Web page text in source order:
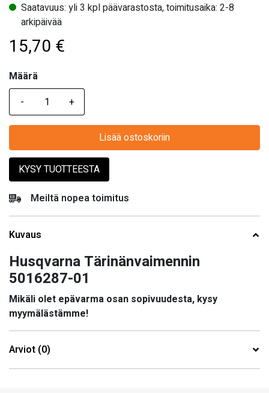
Saatavuus: yli 3 kpl päävarastosta, toimitusaika: 2-8
arkipäivää
15,70 €
Määrä
Määrä
Lisää ostoskoriin
KYSY TUOTTEESTA
Meiltä nopea toimitus
Kuvaus
Husqvarna Tärinänvaimennin
5016287-01
Mikäli olet epävarma osan sopivuudesta, kysy
myymälästämme!
Arviot (0)